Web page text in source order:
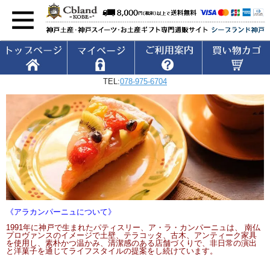
TEL:078-975-6704
《アラカンパーニュについて》
1991年に神戸で生まれたパティスリー、ア・ラ・カンパーニュは、 南仏
プロヴァンスのイメージで土壁、テラコッタ、古木、アンティーク家具
を使用し、素朴かつ温かみ、清潔感のある店舗づくりで、非日常の演出
と洋菓子を通じてライフスタイルの提案をし続けています。